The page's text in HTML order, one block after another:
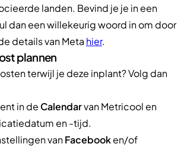
landen. Bevind je je in een
dan een willekeurig woord in om door
details van Meta hier.
plannen
terwijl je deze inplant? Volg dan
in de Calendarvan Metricool en
en -tijd.
vanFacebooken/of